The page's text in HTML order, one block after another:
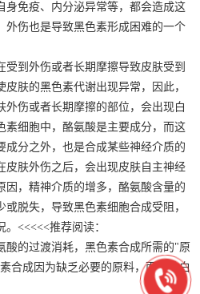
身免疫、内分泌异常等，都会造成这
外伤也是导致黑色素形成困难的一个
到外伤或者长期摩擦导致皮肤受到
肤的黑色素代谢出现异常，因此，
外伤或者长期摩擦的部位，会出现白
素细胞中，酪氨酸是主要成分，而这
成分之外，也是合成某些神经介质的
皮肤外伤之后，会出现皮肤自主神经
因，精神介质的增多，酪氨酸含量的
脱失，导致黑色素细胞合成受阻，
<<<<<推荐阅读：
的过渡消耗，黑色素合成所需的"原
合成因为缺乏必要的原料，而导致白